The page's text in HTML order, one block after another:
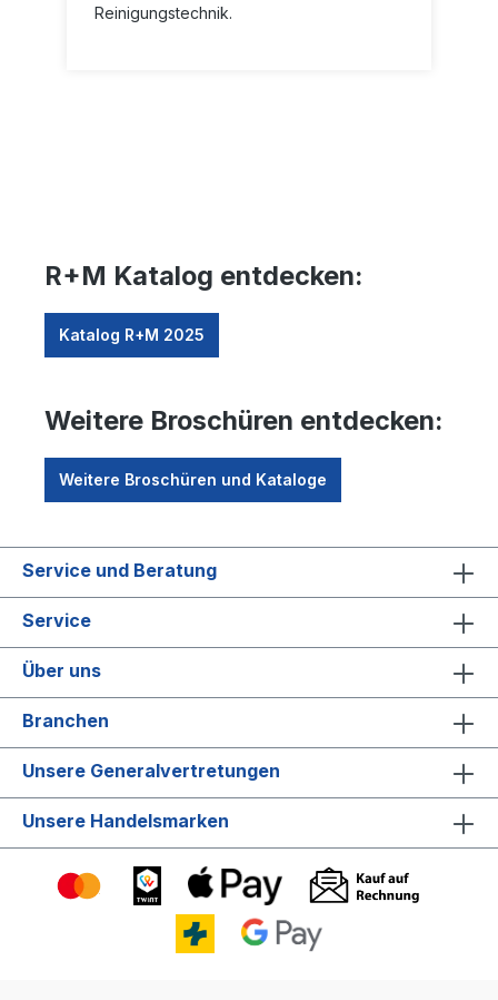
Reinigungstechnik.
R+M Katalog entdecken:
Katalog R+M 2025
Weitere Broschüren entdecken:
Weitere Broschüren und Kataloge
Service und Beratung
Service
Über uns
Branchen
Unsere Generalvertretungen
Unsere Handelsmarken